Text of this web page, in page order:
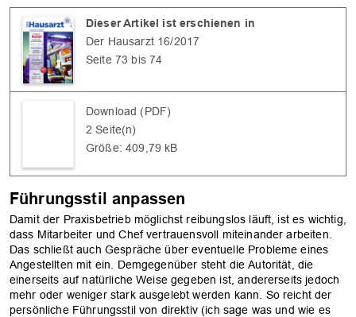
Dieser Artikel ist erschienen in
Der Hausarzt 16/2017
Seite 73 bis 74
Download (PDF)
2 Seite(n)
Größe: 409,79 kB
Führungsstil anpassen
Damit der Praxisbetrieb möglichst reibungslos läuft, ist es wichtig,
dass Mitarbeiter und Chef vertrauensvoll miteinander arbeiten.
Das schließt auch Gespräche über eventuelle Probleme ­eines
Angestellten mit ein. Demgegenüber steht die Autorität, die
einerseits auf natürliche Weise gegeben ist, andererseits jedoch
mehr oder weniger stark ausgelebt werden kann. So reicht der
persönliche Führungsstil von direktiv (ich sage was und wie es